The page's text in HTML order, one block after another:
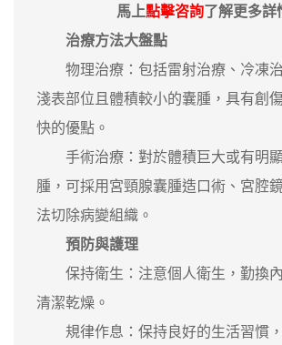
馬上點擊咨詢了解更多詳
治療方法大盤點
物理治療‌：包括雷射治療、冷凍
淺表部位且體積較小的囊腫，具有創
快的優點。
手術治療‌：對於體積巨大或有明顯
腫，可採用宮頸腺囊腫造口術、宮腔
法切除病變組織。
預防與護理
保持衛生‌：注意個人衛生，勤換
清潔乾燥。
規律作息‌：保持良好的生活習慣，